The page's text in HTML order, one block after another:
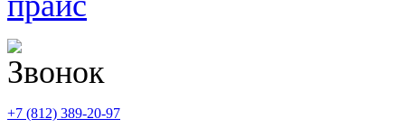
+7 (812) 389-20-97